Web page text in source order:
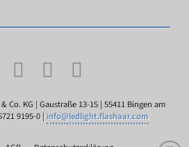
Co. KG | Gaustraße 13-15 | 55411 Bingen am
9195-0 | info@ledlight.flashaar.com